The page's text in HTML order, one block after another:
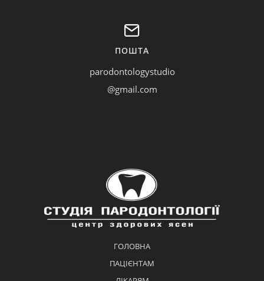
ПОШТА
parodontologystudio
@gmail.com
ГОЛОВНА
ПАЦІЄНТАМ